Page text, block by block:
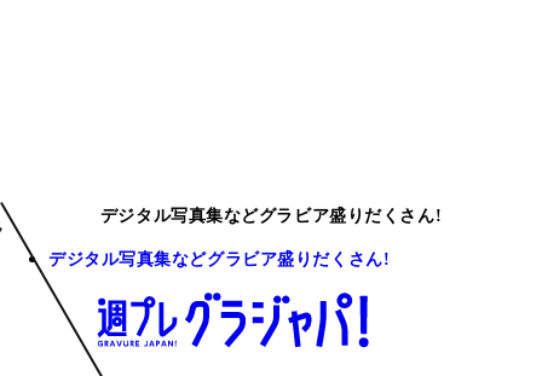
デジタル写真集などグラビア盛りだくさん!
デジタル写真集などグラビア盛りだくさん!